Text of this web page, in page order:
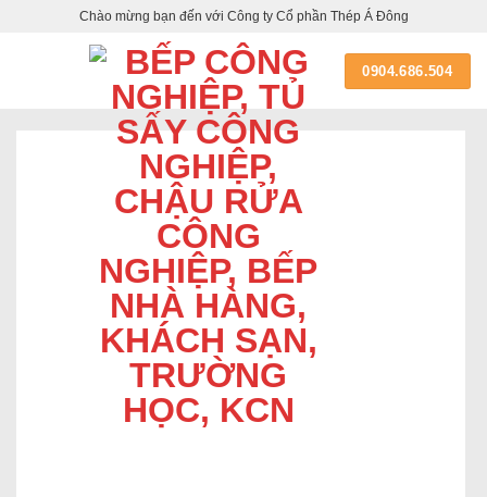
Chào mừng bạn đến với Công ty Cổ phần Thép Á Đông
0904.686.504